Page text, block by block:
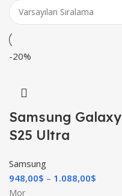
-20%
Samsung Galaxy
S25 Ultra
Samsung
948,00$ 1.088,00$
Mor